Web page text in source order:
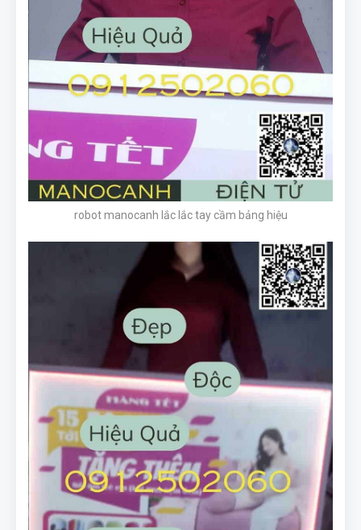
robot manocanh lắc lắc tay cầm bảng hiệu